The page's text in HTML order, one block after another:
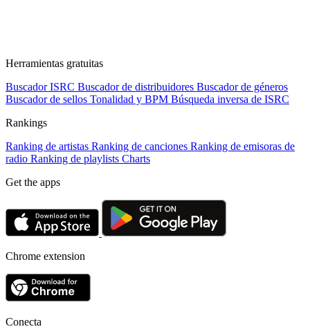
Herramientas gratuitas
Buscador ISRC Buscador de distribuidores Buscador de géneros
Buscador de sellos Tonalidad y BPM Búsqueda inversa de ISRC
Rankings
Ranking de artistas Ranking de canciones Ranking de emisoras de
radio Ranking de playlists Charts
Get the apps
Chrome extension
Conecta